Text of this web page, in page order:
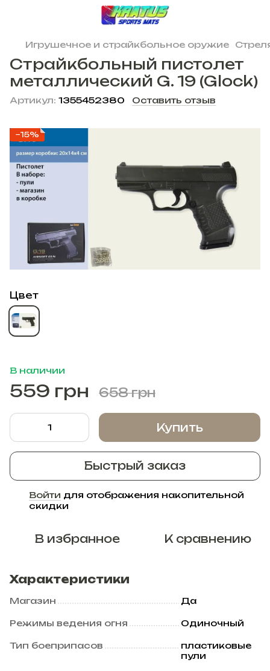
Игрушечное и страйкбольное оружие
Страйкбольный пистолет
металлический G. 19 (Glock)
Артикул: 1355452380 Оставить отзыв
−15%
Цвет
В наличии
559 грн 658 грн
Купить
Быстрый заказ
Войти для отображения накопительной
скидки
В избранное К сравнению
Характеристики
Магазин Да
Режимы ведения огня Одиночный
Тип боеприпасов
пластиковые
пули